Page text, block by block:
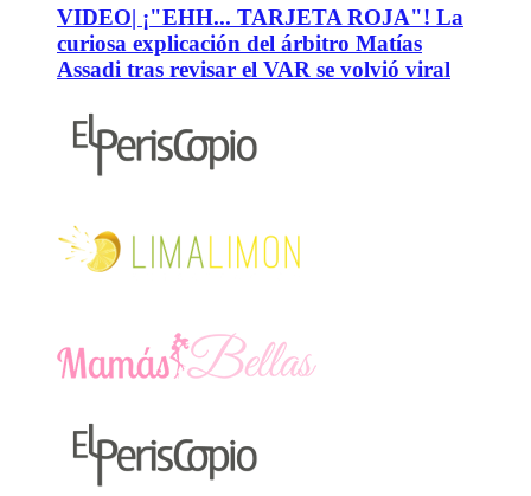
VIDEO| ¡"EHH... TARJETA ROJA"! La
curiosa explicación del árbitro Matías
Assadi tras revisar el VAR se volvió viral